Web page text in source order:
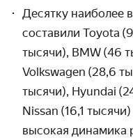
Десятку наиболее
составили Toyota
тысячи), BMW (46
Volkswagen (28,6
тысячи), Hyundai
Nissan (16,1
высокая динамика